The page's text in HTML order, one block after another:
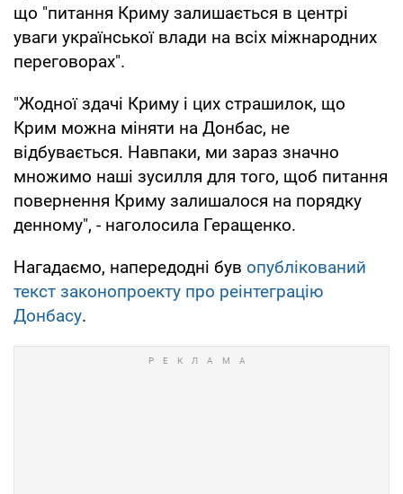
що "питання Криму залишається в центрі
уваги української влади на всіх міжнародних
переговорах".
"Жодної здачі Криму і цих страшилок, що
Крим можна міняти на Донбас, не
відбувається. Навпаки, ми зараз значно
множимо наші зусилля для того, щоб питання
повернення Криму залишалося на порядку
денному", - наголосила Геращенко.
Нагадаємо, напередодні був опублікований
текст законопроекту про реінтеграцію
Донбасу.